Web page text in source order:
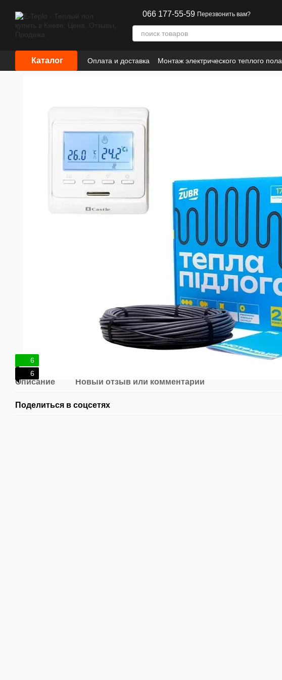
066 177-55-59 Перезвонить вам?
Каталог Оплата и доставка Монтаж электрического теплого пола
Сотрудничество
Информация
6
6
Описание Новый отзыв или комментарий
Поделиться в соцсетях